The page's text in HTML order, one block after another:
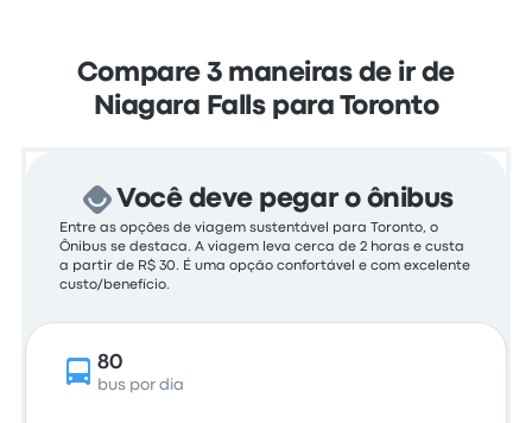
Compare 3 maneiras de ir de
Niagara Falls para Toronto
Você deve pegar o ônibus
Entre as opções de viagem sustentável para Toronto, o
Ônibus se destaca. A viagem leva cerca de 2 horas e custa
a partir de R$ 30. É uma opção confortável e com excelente
custo/benefício.
80
bus por dia